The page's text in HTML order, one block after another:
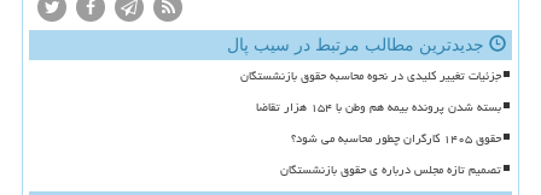
جدیدترین مطالب مرتبط در سیب پال
جزئیات تغییر کلیدی در نحوه محاسبه حقوق بازنشستگان
بسته شدن پرونده بیمه هم وطن با ۱۵۴ هزار تقاضا
حقوق ۱۴۰۵ کارگران چطور محاسبه می شود؟
تصمیم تازه مجلس درباره ی حقوق بازنشستگان